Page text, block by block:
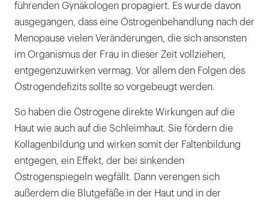
führenden Gynäkologen propagiert. Es wurde davon
ausgegangen, dass eine Östrogenbehandlung nach der
Menopause vielen Veränderungen, die sich ansonsten
im Organismus der Frau in dieser Zeit vollziehen,
entgegenzuwirken vermag. Vor allem den Folgen des
Östrogendefizits sollte so vorgebeugt werden.
So haben die Östrogene direkte Wirkungen auf die
Haut wie auch auf die Schleimhaut. Sie fördern die
Kollagenbildung und wirken somit der Faltenbildung
entgegen, ein Effekt, der bei sinkenden
Östrogenspiegeln wegfällt. Dann verengen sich
außerdem die Blutgefäße in der Haut und in der